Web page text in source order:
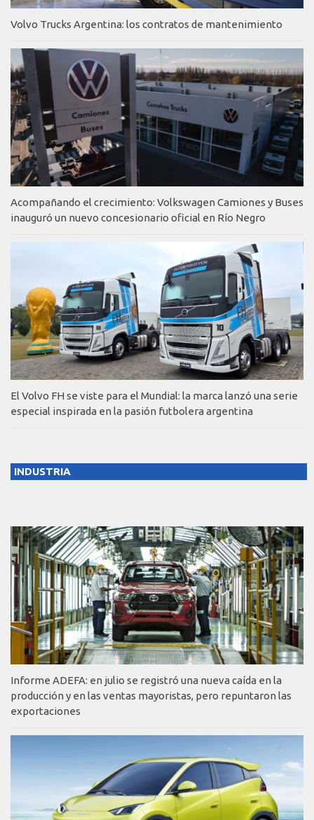
Volvo Trucks Argentina: los contratos de mantenimiento
Acompañando el crecimiento: Volkswagen Camiones y Buses
inauguró un nuevo concesionario oficial en Río Negro
El Volvo FH se viste para el Mundial: la marca lanzó una serie
especial inspirada en la pasión futbolera argentina
INDUSTRIA
Informe ADEFA: en julio se registró una nueva caída en la
producción y en las ventas mayoristas, pero repuntaron las
exportaciones